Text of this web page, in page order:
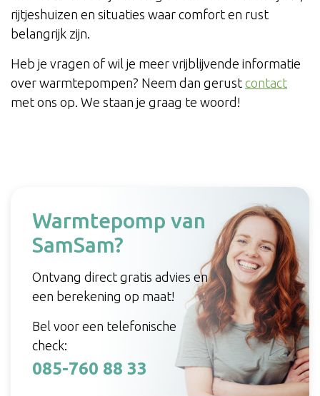
rijtjeshuizen en situaties waar comfort en rust
belangrijk zijn.
Heb je vragen of wil je meer vrijblijvende informatie
over warmtepompen? Neem dan gerust contact
met ons op. We staan je graag te woord!
Warmtepomp van
SamSam?
Ontvang direct gratis advies en
een berekening op maat!
Bel voor een telefonische
check:
085-760 88 33